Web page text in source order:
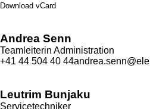
Download vCard
Andrea Senn
Teamleiterin Administration
+41 44 504 40 44
Leutrim Bunjaku
Servicetechniker